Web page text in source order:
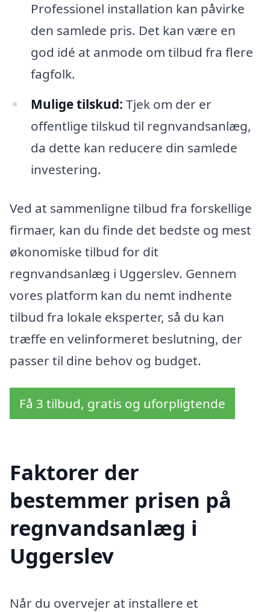
Professionel installation kan påvirke
den samlede pris. Det kan være en
god idé at anmode om tilbud fra flere
fagfolk.
Mulige tilskud: Tjek om der er
offentlige tilskud til regnvandsanlæg,
da dette kan reducere din samlede
investering.
Ved at sammenligne tilbud fra forskellige
firmaer, kan du finde det bedste og mest
økonomiske tilbud for dit
regnvandsanlæg i Uggerslev. Gennem
vores platform kan du nemt indhente
tilbud fra lokale eksperter, så du kan
træffe en velinformeret beslutning, der
passer til dine behov og budget.
Få 3 tilbud, gratis og uforpligtende
Faktorer der
bestemmer prisen på
regnvandsanlæg i
Uggerslev
Når du overvejer at installere et